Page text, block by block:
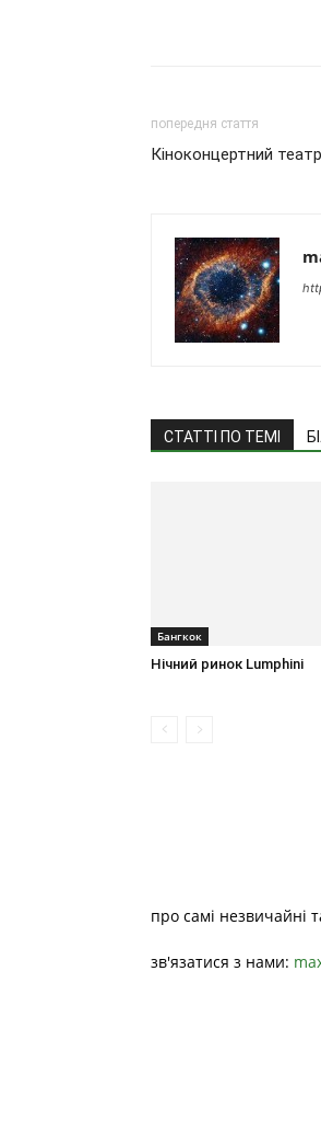
попередня стаття
Кіноконцертний
СТАТТІ ПО ТЕМІ
Бангкок
Нічний ринок Lumphini
про самі незвичайні
зв'язатися з нами: